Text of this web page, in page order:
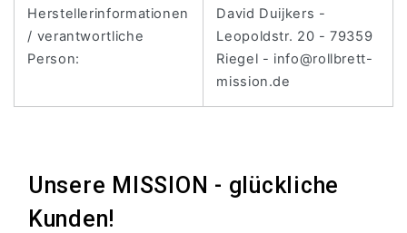
Herstellerinformationen
/ verantwortliche
Person:
David Duijkers -
Leopoldstr. 20 - 79359
Riegel - info@rollbrett-
mission.de
Unsere MISSION - glückliche
Kunden!